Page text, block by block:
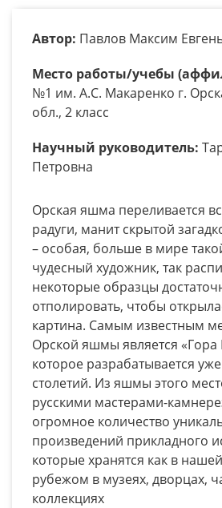
Автор: Павлов Максим
Место работы/учебы
№1 им. А.С. Макаренко г.
обл., 2 класс
Научный руководитель:
Петровна
Орская яшма переливается
радуги, манит скрытой
– особая, больше в мире
чудесный художник, так
некоторые образцы
отполировать, чтобы
картина. Самым известным
Орской яшмы является «Гора
которое разрабатывается
столетий. Из яшмы этого
русскими мастерами-
огромное количество
произведений прикладного
которые хранятся как в
рубежом в музеях, дворцах,
коллекциях